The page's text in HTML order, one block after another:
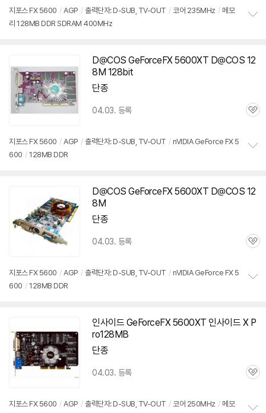
지포스 FX 5600 / AGP / 출력단자: D-SUB, TV-OUT / 코어 235MHz / 메모
리 128MB DDR SDRAM 400MHz
치
D@COS GeForceFX5600XT D@COS 12
8M 128bit
단종
04.03. 등록
관
지포스 FX 5600 / AGP / 출력단자: D-SUB, TV-OUT / nVIDIA GeForce FX 5
600 / 128MB DDR
치
D@COS GeForceFX5600XT D@COS 12
8M
단종
04.03. 등록
관
지포스 FX 5600 / AGP / 출력단자: D-SUB, TV-OUT / nVIDIA GeForce FX 5
600 / 128MB DDR
치
인사이드 GeForceFX5600XT 인사이드 X P
ro128MB
단종
04.03. 등록
관
지포스 FX 5600 / AGP / 출력단자: D-SUB, TV-OUT / 코어 250MHz / 메모